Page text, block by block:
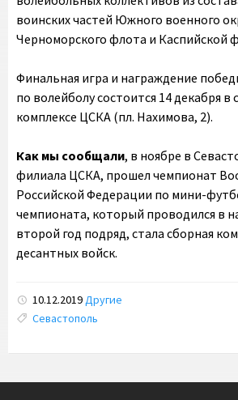
воинских частей Южного военного
Черноморского флота и Каспийской
Финальная игра и награждение
по волейболу состоится 14 декабря
комплексе ЦСКА (пл. Нахимова, 2).
Как мы сообщали, в ноябре в
филиала ЦСКА, прошел чемпионат
Российской Федерации по мини-
чемпионата, который проводился в
второй год подряд, стала сборная
десантных войск.
10.12.2019Другие
Tags:
Севастополь